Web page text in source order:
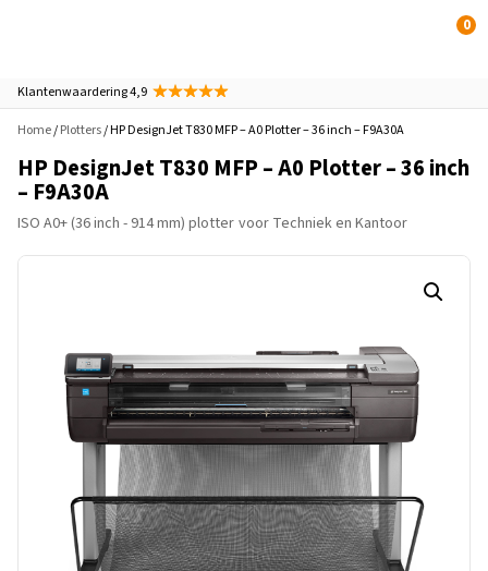
0
Klantenwaardering 4,9
Home/Plotters/ HP DesignJet T830 MFP – A0 Plotter – 36 inch – F9A30A
HP DesignJet T830 MFP – A0 Plotter – 36 inch
– F9A30A
ISO A0+ (36 inch - 914 mm) plotter voor Techniek en Kantoor